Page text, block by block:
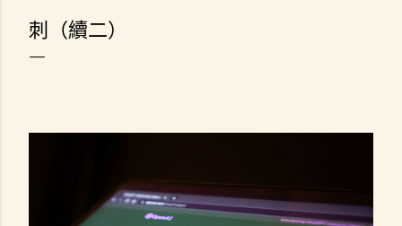
刺（續二）